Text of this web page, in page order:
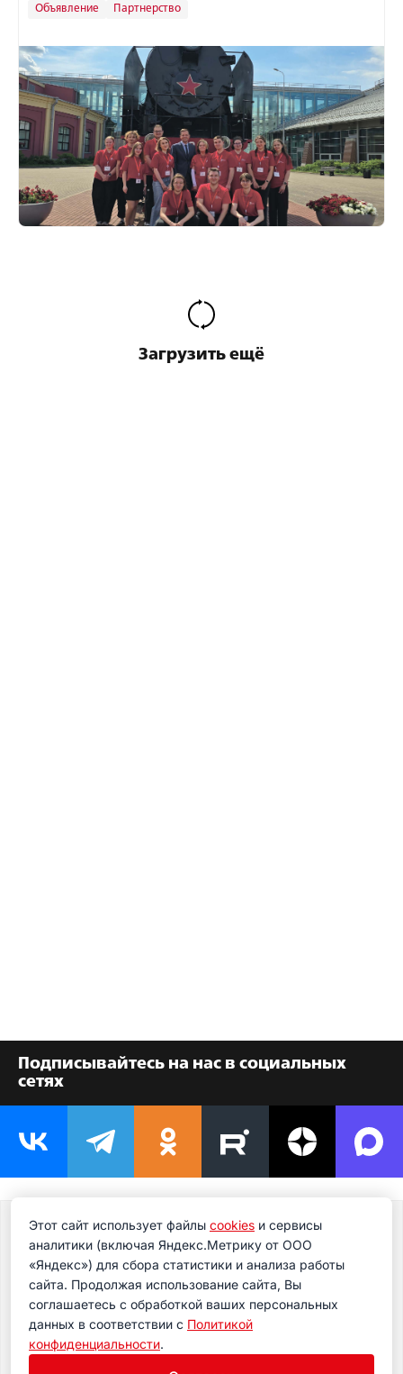
Объявление Партнерство
Загрузить ещё
Подписывайтесь на нас в социальных
сетях
Подпишитесь на новости
Подпишитесь на рассылку сегодня и узнавайте
первым о самом важном.
Этот сайт использует файлы cookies и сервисы
аналитики (включая Яндекс.Метрику от ООО
«Яндекс») для сбора статистики и анализа работы
сайта. Продолжая использование сайта, Вы
соглашаетесь с обработкой ваших персональных
данных в соответствии с Политикой
конфиденциальности.